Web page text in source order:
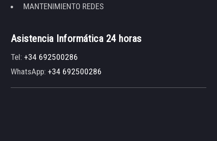
MANTENIMIENTO REDES
Asistencia Informática 24 horas
Tel:+34 692500286
WhatsApp:+34 692500286